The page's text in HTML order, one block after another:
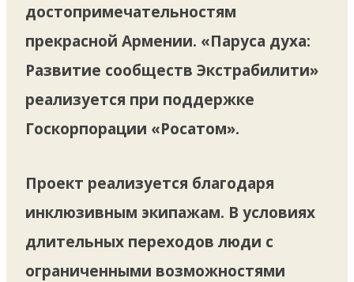
достопримечательностям
прекрасной Армении. «Паруса духа:
Развитие сообществ Экстрабилити»
реализуется при поддержке
Госкорпорации «Росатом».
Проект реализуется благодаря
инклюзивным экипажам. В условиях
длительных переходов люди с
ограниченными возможностями